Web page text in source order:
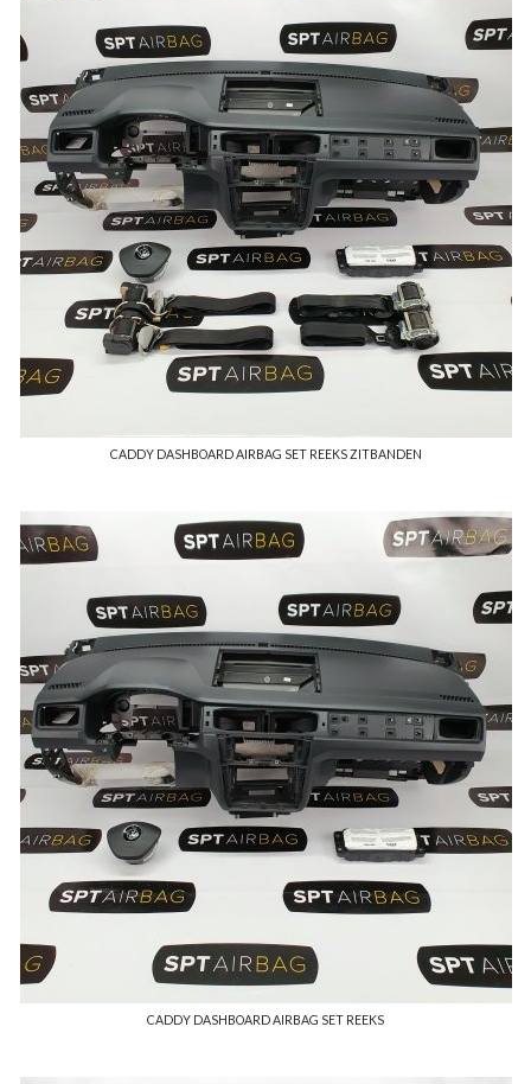
CADDY DASHBOARD AIRBAG SET REEKS ZITBANDEN
CADDY DASHBOARD AIRBAG SET REEKS